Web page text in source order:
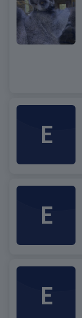
E
E
E